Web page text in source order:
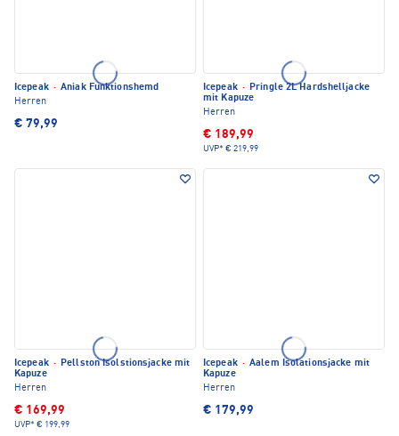
Icepeak · Aniak Funktionshemd
Herren
€ 79,99
Icepeak · Pringle 2L Hardshelljacke
mit Kapuze
Herren
€ 189,99
UVP* € 219,99
Icepeak · Pellston Isolstionsjacke mit
Kapuze
Herren
€ 169,99
UVP* € 199,99
Icepeak · Aalem Isolationsjacke mit
Kapuze
Herren
€ 179,99